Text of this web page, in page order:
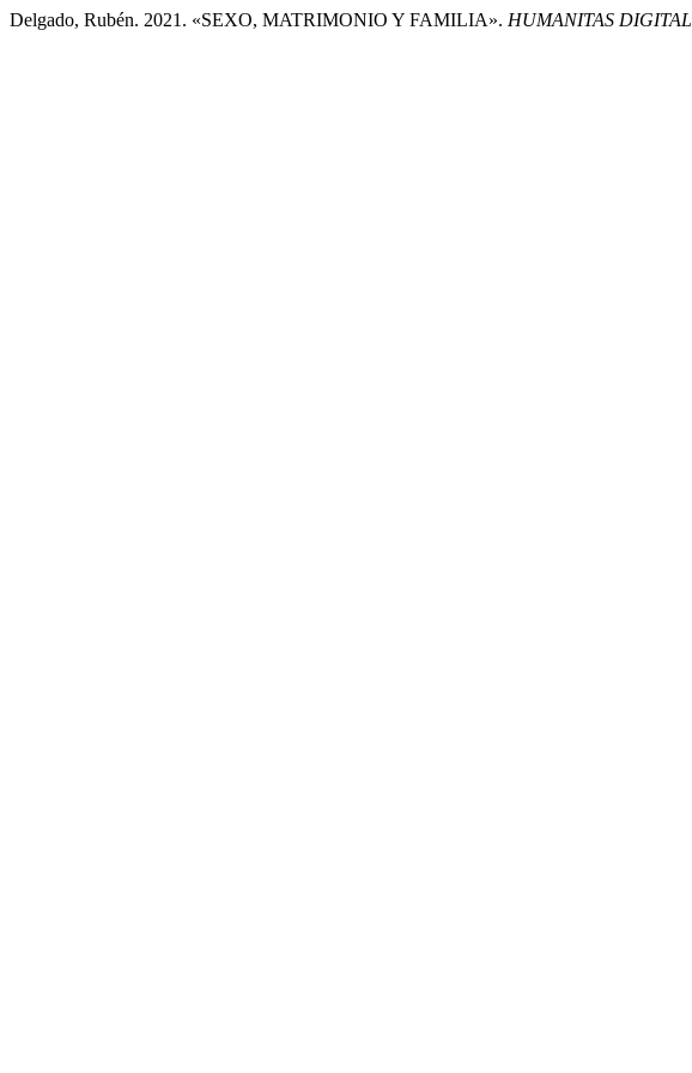
Delgado, Rubén. 2021. «SEXO, MATRIMONIO Y FAMILIA». HUMANITAS DIGITAL